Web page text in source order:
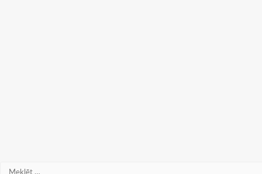
Meklēt: